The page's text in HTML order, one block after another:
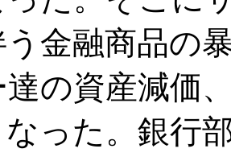
金融商品の
達の資産減価
った。銀行